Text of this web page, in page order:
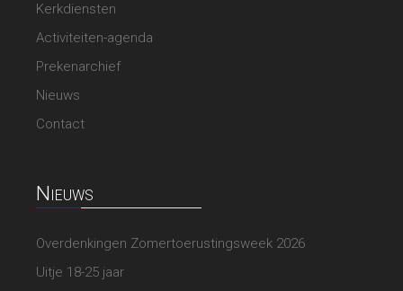
Kerkdiensten
Activiteiten-agenda
Prekenarchief
Nieuws
Contact
Nieuws
Overdenkingen Zomertoerustingsweek 2026
Uitje 18-25 jaar